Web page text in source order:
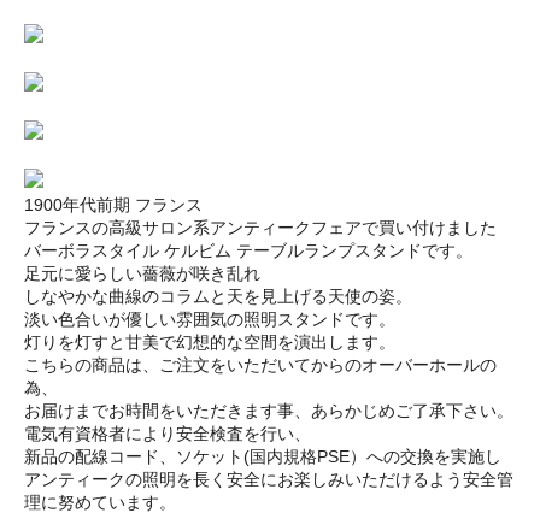
1900年代前期 フランス
フランスの高級サロン系アンティークフェアで買い付けました
バーボラスタイル ケルビム テーブルランプスタンドです。
足元に愛らしい薔薇が咲き乱れ
しなやかな曲線のコラムと天を見上げる天使の姿。
淡い色合いが優しい雰囲気の照明スタンドです。
灯りを灯すと甘美で幻想的な空間を演出します。
こちらの商品は、ご注文をいただいてからのオーバーホールの
為、
お届けまでお時間をいただきます事、あらかじめご了承下さい。
電気有資格者により安全検査を行い、
新品の配線コード、ソケット(国内規格PSE）への交換を実施し
アンティークの照明を長く安全にお楽しみいただけるよう安全管
理に努めています。